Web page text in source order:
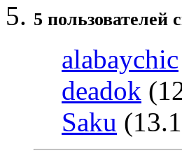
5 пользователей
alabaychic
deadok
Saku